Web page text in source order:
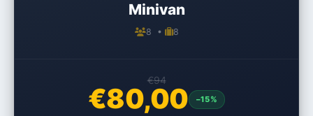
Minivan
8 • 8
€94
€80,00 –15%